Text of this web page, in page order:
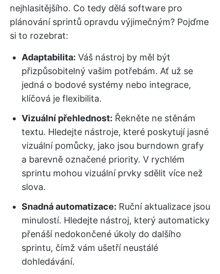
nejhlasitějšího. Co tedy dělá software pro
plánování sprintů opravdu výjimečným? Pojďme
si to rozebrat:
Adaptabilita: Váš nástroj by měl být
přizpůsobitelný vašim potřebám. Ať už se
jedná o bodové systémy nebo integrace,
klíčová je flexibilita.
Vizuální přehlednost: Řekněte ne stěnám
textu. Hledejte nástroje, které poskytují jasné
vizuální pomůcky, jako jsou burndown grafy
a barevně označené priority. V rychlém
sprintu mohou vizuální prvky sdělit více než
slova.
Snadná automatizace: Ruční aktualizace jsou
minulostí. Hledejte nástroj, který automaticky
přenáší nedokončené úkoly do dalšího
sprintu, čímž vám ušetří neustálé
dohledávání.